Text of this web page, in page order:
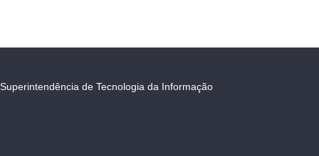
Superintendência de Tecnologia da Informação